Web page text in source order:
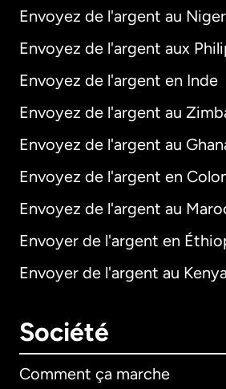
Envoyez de l'argent au
Envoyez de l'argent aux
Envoyez de l'argent en Inde
Envoyez de l'argent au
Envoyez de l'argent au
Envoyez de l'argent en
Envoyez de l'argent au
Envoyer de l'argent en
Envoyer de l'argent au Kenya
Société
Comment ça marche